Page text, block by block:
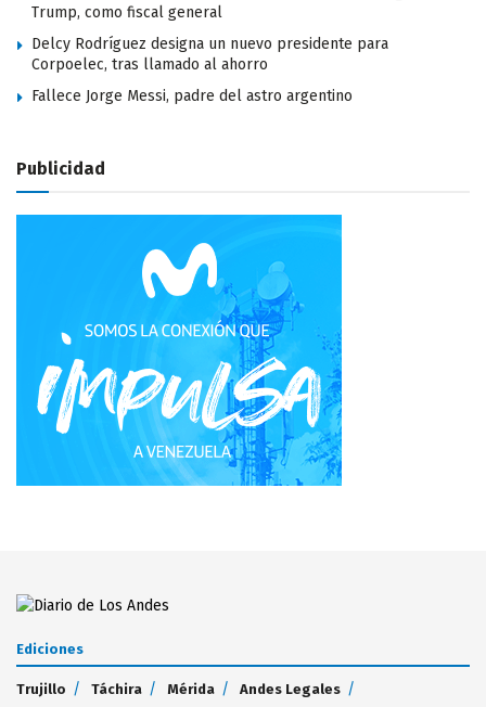
Trump, como fiscal general
Delcy Rodríguez designa un nuevo presidente para
Corpoelec, tras llamado al ahorro
Fallece Jorge Messi, padre del astro argentino
Publicidad
Ediciones
Trujillo Táchira Mérida Andes Legales